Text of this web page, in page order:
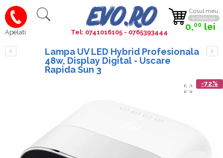
Apelati
Cosul meu
0 Produse
0,00 lei
Tel: 0741016105 - 0765393444
Lampa UV LED Hybrid Profesionala
48w, Display Digital - Uscare
Rapida Sun 3
-72%